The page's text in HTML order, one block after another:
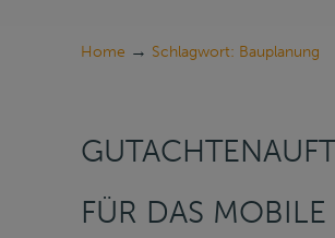
Home → Schlagwort: Bauplanung
FÜR DAS MOBILE